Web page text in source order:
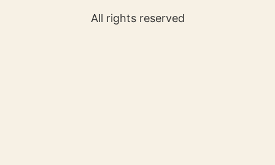
All rights reserved